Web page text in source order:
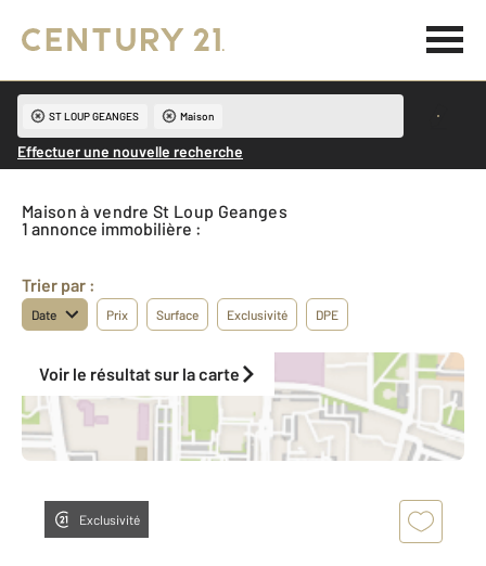
ST LOUP GEANGES Maison
Effectuer une nouvelle recherche
Maison à vendre St Loup Geanges
1 annonce immobilière :
Trier par :
Date Prix Surface Exclusivité DPE
Voir le résultat sur la carte
Exclusivité